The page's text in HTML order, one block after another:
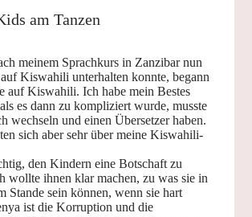
am Tanzen
meinem Sprachkurs in Zanzibar nun
Kiswahili unterhalten konnte, begann
auf Kiswahili. Ich habe mein Bestes
es dann zu kompliziert wurde, musste
wechseln und einen Übersetzer haben.
sich aber sehr über meine Kiswahili-
den Kindern eine Botschaft zu
wollte ihnen klar machen, zu was sie in
Stande sein können, wenn sie hart
ist die Korruption und die